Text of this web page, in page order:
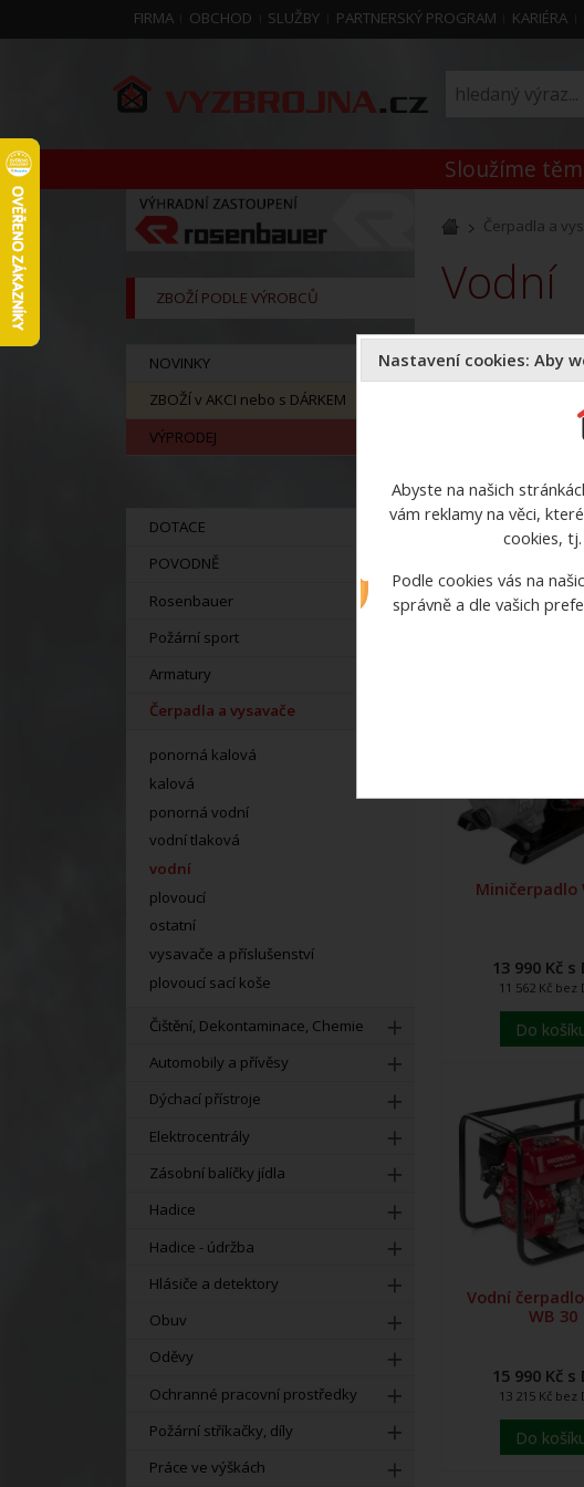
FIRMA OBCHOD SLUŽBY PARTNERSKÝ PROGRAM KARIÉRA
Sloužíme
ZBOŽÍ PODLE VÝROBCŮ
NOVINKY
ZBOŽÍ v AKCI nebo s DÁRKEM
VÝPRODEJ
DOTACE
POVODNĚ
Rosenbauer
Požární sport
Armatury
Čerpadla a vysavače
ponorná kalová
kalová
ponorná vodní
vodní tlaková
vodní
plovoucí
ostatní
vysavače a příslušenství
plovoucí sací koše
Čištění, Dekontaminace, Chemie
Automobily a přívěsy
Dýchací přístroje
Elektrocentrály
Zásobní balíčky jídla
Hadice
Hadice - údržba
Hlásiče a detektory
Obuv
Oděvy
Ochranné pracovní prostředky
Požární stříkačky, díly
Práce ve výškách
Čerpadla a
vodní
Vodní čerpadla na
Miničerpadlo
13 990 Kč s
11 562 Kč bez
Do
Vodní
WB 30
15 990 Kč s
13 215 Kč bez
Do
Nastavení cookies: Aby
Abyste na našich
vám reklamy na věci,
cookies,
Podle cookies vás na
správně a dle vašich